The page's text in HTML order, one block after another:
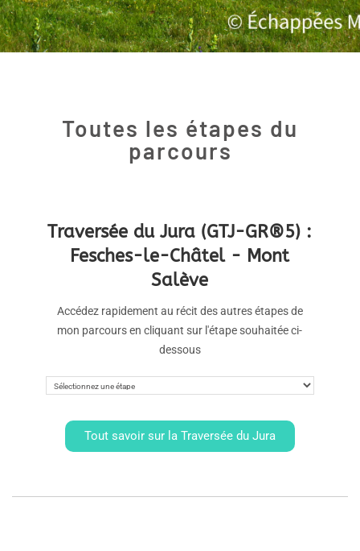
Toutes les étapes du
parcours
Traversée du Jura (GTJ-GR®5) :
Fesches-le-Châtel - Mont
Salève
Accédez rapidement au récit des autres étapes de
mon parcours en cliquant sur l'étape souhaitée ci-
dessous
Tout savoir sur la Traversée du Jura